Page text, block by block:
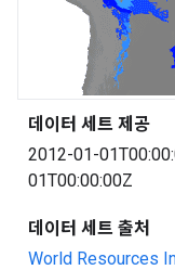
데이터 세트 제공
2012-01-
01T00:00:00Z
데이터 세트 출처
World Resources